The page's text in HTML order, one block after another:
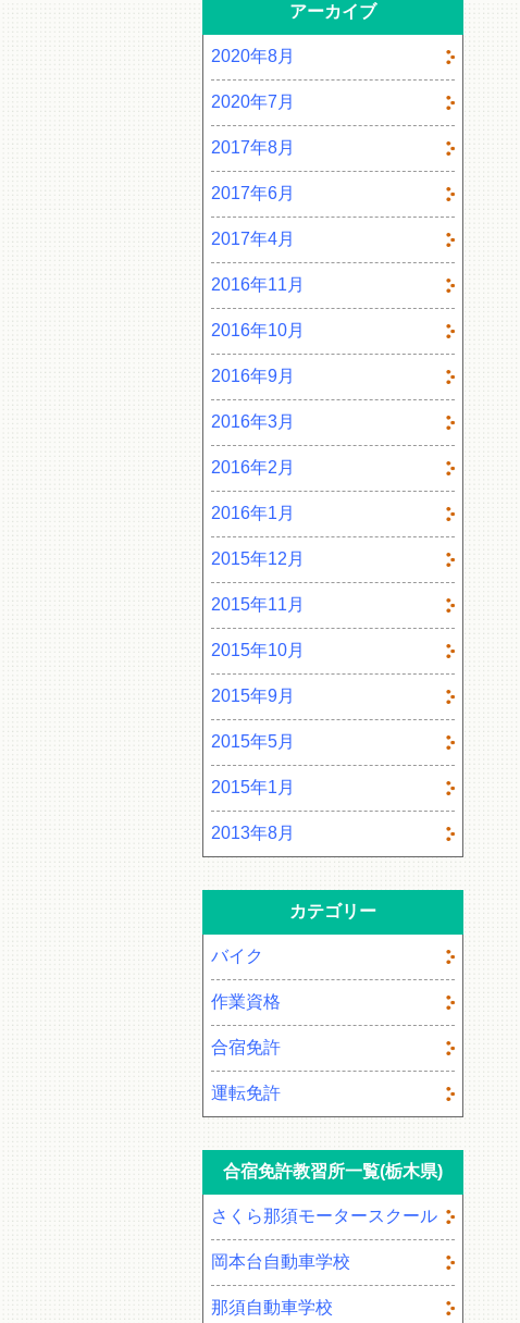
アーカイブ
2020年8月
2020年7月
2017年8月
2017年6月
2017年4月
2016年11月
2016年10月
2016年9月
2016年3月
2016年2月
2016年1月
2015年12月
2015年11月
2015年10月
2015年9月
2015年5月
2015年1月
2013年8月
カテゴリー
バイク
作業資格
合宿免許
運転免許
合宿免許教習所一覧(栃木県)
さくら那須モータースクール
岡本台自動車学校
那須自動車学校